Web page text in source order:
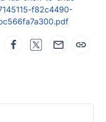
f82c4490-